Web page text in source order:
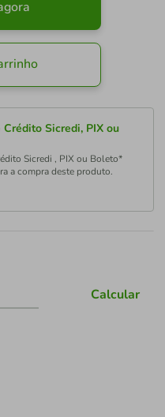
Sicredi, PIX ou
Sicredi , PIX ou Boleto*
a compra deste produto.
Calcular